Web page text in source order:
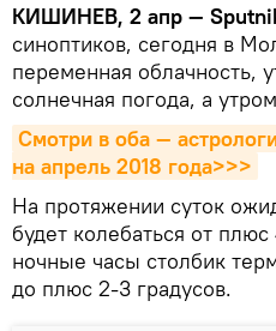
КИШИНЕВ, 2 апр —
синоптиков, сегодня в
переменная облачность,
солнечная погода, а
Cмотри в оба —
на апрель 2018 года>>>
На протяжении суток
будет колебаться от
ночные часы столбик
до плюс 2-3 градусов.